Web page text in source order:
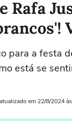
Rafa
para a festa
está se
em 22/8/2024